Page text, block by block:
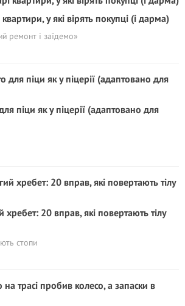
у які вірять покупці (і дарма)
ремонт і заїдемо»
піци як у піцерії (адаптовано для
20 вправ, які повертають тілу
стопи